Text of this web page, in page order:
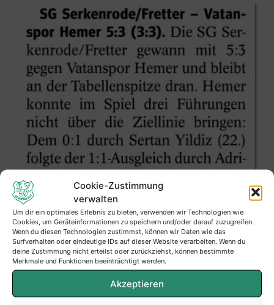
Cookie-Zustimmung
verwalten
Um dir ein optimales Erlebnis zu bieten, verwenden wir Technologien wie
Cookies, um Geräteinformationen zu speichern und/oder darauf zuzugreifen.
Wenn du diesen Technologien zustimmst, können wir Daten wie das
Surfverhalten oder eindeutige IDs auf dieser Website verarbeiten. Wenn du
deine Zustimmung nicht erteilst oder zurückziehst, können bestimmte
Merkmale und Funktionen beeinträchtigt werden.
Akzeptieren